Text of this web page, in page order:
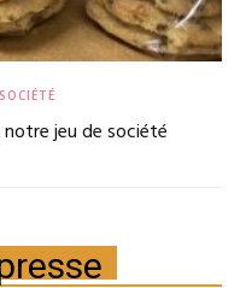
jeu de société